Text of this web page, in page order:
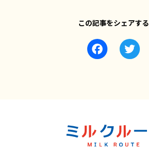
この記事をシェアする